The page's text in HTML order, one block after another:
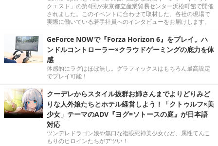
クエスト」の第4回が東京都立産業貿易センター浜松町館で開催
されました。このイベントに合わせて取材した、各社の現場で
実際に働いている若手社員へのインタビューをお届けします。
GeForce NOWで『Forza Horizon 6』をプレイ。ハ
ンドルコントローラー×クラウドゲーミングの底力を体
感
体感的にラグはほぼ無し。グラフィックスはもちろん最高設定
でプレイ可能！
クーデレからスタイル抜群お姉さんまでよりどりみど
りな人外娘たちとホテル経営しよう！「クトゥルフ×美
少女」テーマのADV『ヨグ=ソトースの庭』が日本語
対応
ツンデレドラゴン娘や無口な複眼死神美少女など、属性てんこ
もりのヒロインたちがアツい！